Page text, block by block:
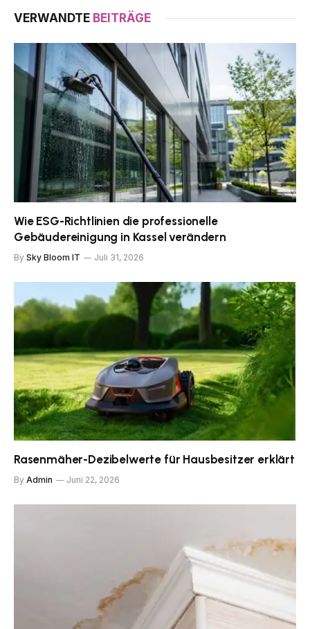
VERWANDTE BEITRÄGE
Wie ESG-Richtlinien die professionelle
Gebäudereinigung in Kassel verändern
By Sky Bloom IT Juli 31, 2026
Rasenmäher-Dezibelwerte für Hausbesitzer erklärt
By Admin Juni 22, 2026